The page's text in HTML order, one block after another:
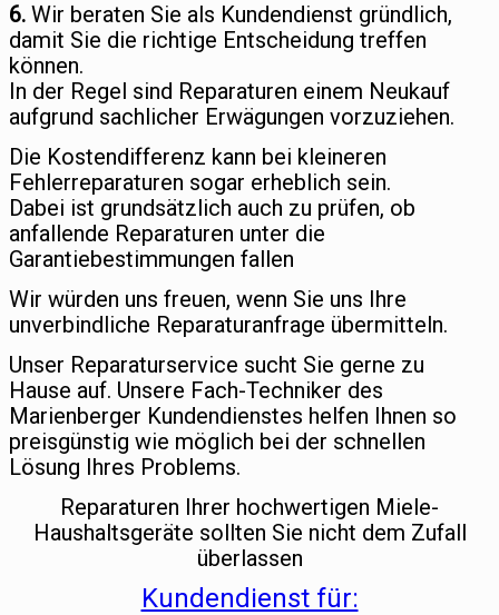
6. Wir beraten Sie als Kundendienst gründlich,
damit Sie die richtige Entscheidung treffen
können.
In der Regel sind Reparaturen einem Neukauf
aufgrund sachlicher Erwägungen vorzuziehen.
Die Kostendifferenz kann bei kleineren
Fehlerreparaturen sogar erheblich sein.
Dabei ist grundsätzlich auch zu prüfen, ob
anfallende Reparaturen unter die
Garantiebestimmungen fallen
Wir würden uns freuen, wenn Sie uns Ihre
unverbindliche Reparaturanfrage übermitteln.
Unser Reparaturservice sucht Sie gerne zu
Hause auf. Unsere Fach-Techniker des
Marienberger Kundendienstes helfen Ihnen so
preisgünstig wie möglich bei der schnellen
Lösung Ihres Problems.
Reparaturen Ihrer hochwertigen Miele-
Haushaltsgeräte sollten Sie nicht dem Zufall
überlassen
Kundendienst für: